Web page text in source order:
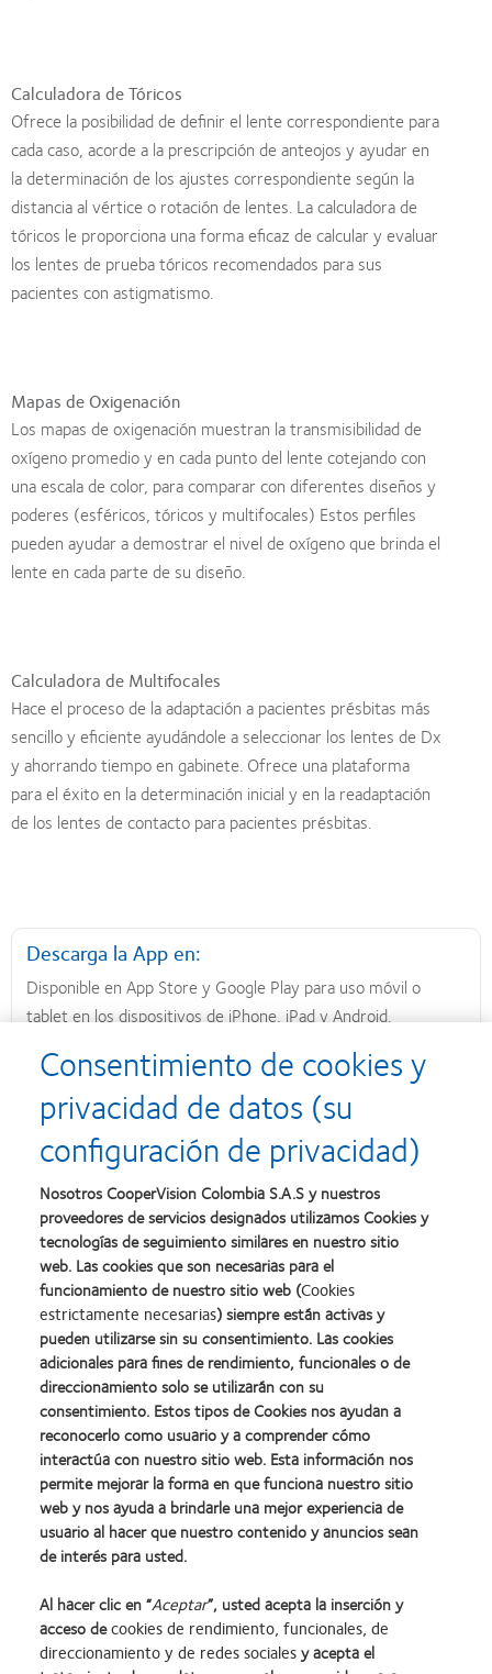
Calculadora de Tóricos
Ofrece la posibilidad de definir el lente correspondiente para
cada caso, acorde a la prescripción de anteojos y ayudar en
la determinación de los ajustes correspondiente según la
distancia al vértice o rotación de lentes. La calculadora de
tóricos le proporciona una forma eficaz de calcular y evaluar
los lentes de prueba tóricos recomendados para sus
pacientes con astigmatismo.
Mapas de Oxigenación
Los mapas de oxigenación muestran la transmisibilidad de
oxígeno promedio y en cada punto del lente cotejando con
una escala de color, para comparar con diferentes diseños y
poderes (esféricos, tóricos y multifocales) Estos perfiles
pueden ayudar a demostrar el nivel de oxígeno que brinda el
lente en cada parte de su diseño.
Calculadora de Multifocales
Hace el proceso de la adaptación a pacientes présbitas más
sencillo y eficiente ayudándole a seleccionar los lentes de Dx
y ahorrando tiempo en gabinete. Ofrece una plataforma
para el éxito en la determinación inicial y en la readaptación
de los lentes de contacto para pacientes présbitas.
Descarga la App en:
Disponible en App Store y Google Play para uso móvil o
tablet en los dispositivos de iPhone, iPad y Android.
Versión Web disponible AQUÍ
Descarga la guía de uso AQUÍ
Legal and privacy information available here
Consentimiento de cookies y
privacidad de datos (su
configuración de privacidad)
Nosotros CooperVision Colombia S.A.S y nuestros
proveedores de servicios designados utilizamos Cookies y
tecnologías de seguimiento similares en nuestro sitio
web. Las cookies que son necesarias para el
funcionamiento de nuestro sitio web (Cookies
estrictamente necesarias) siempre están activas y
pueden utilizarse sin su consentimiento. Las cookies
adicionales para fines de rendimiento, funcionales o de
direccionamiento solo se utilizarán con su
consentimiento. Estos tipos de Cookies nos ayudan a
reconocerlo como usuario y a comprender cómo
interactúa con nuestro sitio web. Esta información nos
permite mejorar la forma en que funciona nuestro sitio
web y nos ayuda a brindarle una mejor experiencia de
usuario al hacer que nuestro contenido y anuncios sean
de interés para usted.
Al hacer clic en “Aceptar”, usted acepta la inserción y
acceso decookies de rendimiento, funcionales, de
direccionamiento y de redes socialesy acepta el